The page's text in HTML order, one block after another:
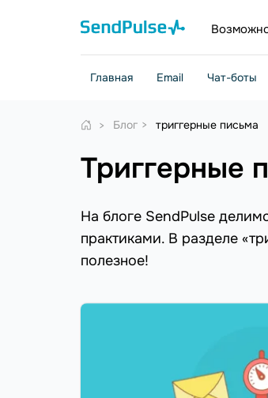
Главная Email Чат-боты
Блог триггерные письма
триггерные
На блоге SendPulse
практиками. В разделе
полезное!